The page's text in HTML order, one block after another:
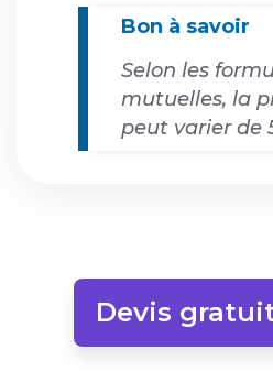
Bon à savoir
Selon les
mutuelles, la
peut varier de
Devis